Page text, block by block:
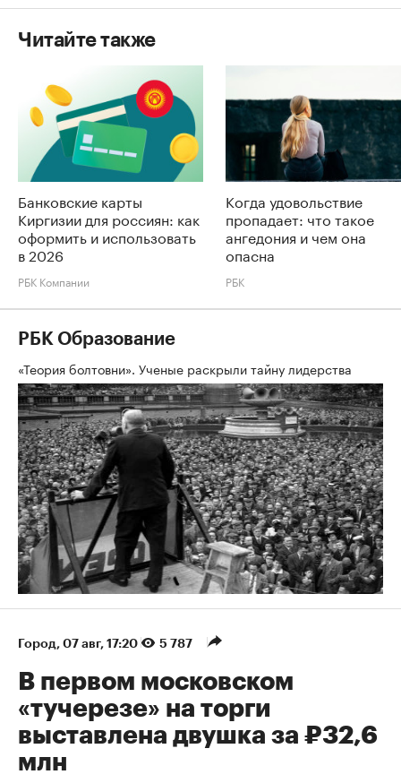
Читайте также
Банковские карты
Киргизии для россиян: как
оформить и использовать
в 2026
РБК Компании
Когда удовольствие
пропадает: что такое
ангедония и чем она
опасна
РБК
РБК Образование
«Теория болтовни». Ученые раскрыли тайну лидерства
Город⁠, 07 авг, 17:20 5 787
В первом московском
«тучерезе» на торги
выставлена двушка за ₽32,6
млн